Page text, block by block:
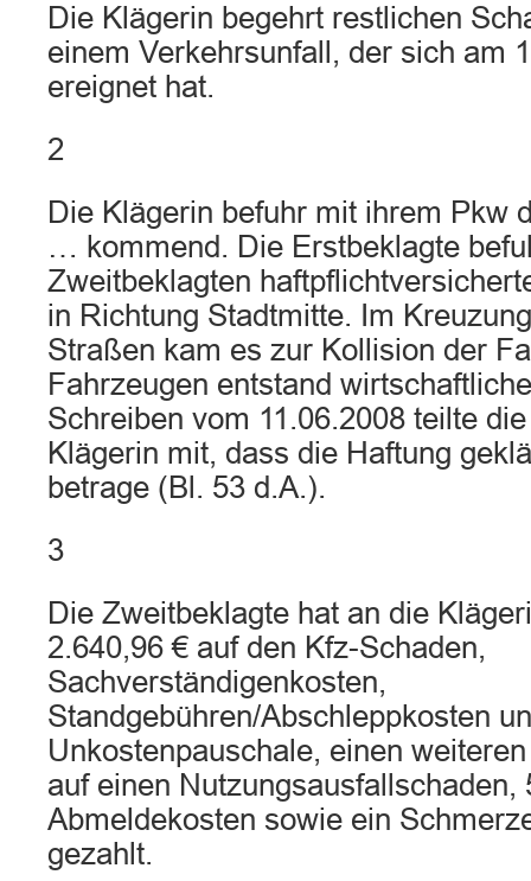
Die Klägerin begehrt restlichen
einem Verkehrsunfall, der sich am
ereignet hat.
2
Die Klägerin befuhr mit ihrem Pkw
… kommend. Die Erstbeklagte
Zweitbeklagten
in Richtung Stadtmitte. Im
Straßen kam es zur Kollision der
Fahrzeugen entstand
Schreiben vom 11.06.2008 teilte
Klägerin mit, dass die Haftung
betrage (Bl. 53 d.A.).
3
Die Zweitbeklagte hat an die
2.640,96 € auf den Kfz-Schaden,
Sachverständigenkosten,
Standgebühren/Abschleppkosten
Unkostenpauschale, einen
auf einen Nutzungsausfallschaden,
Abmeldekosten sowie ein
gezahlt.